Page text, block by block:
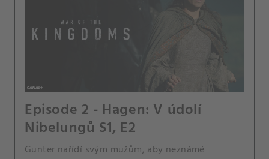
Episode 2 - Hagen: V údolí
Nibelungů S1, E2
Gunter nařídí svým mužům, aby neznámé